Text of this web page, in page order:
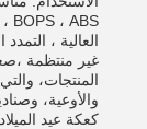
العالية ،
غير منتظمة
المنتجات،
والأوعية،
كعكة عيد